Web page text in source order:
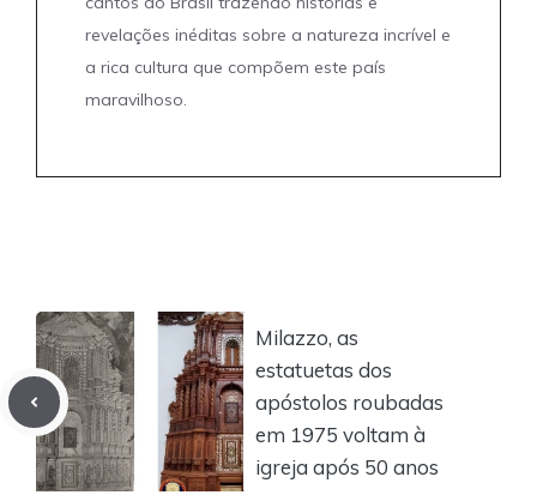
revelações inéditas sobre a natureza incrível e
a rica cultura que compõem este país
maravilhoso.
Milazzo, as
estatuetas dos
apóstolos roubadas
em 1975 voltam à
igreja após 50 anos